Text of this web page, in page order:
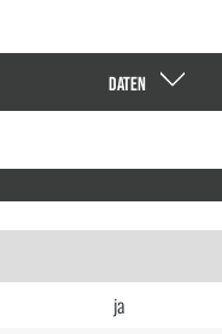
DATEN
ja